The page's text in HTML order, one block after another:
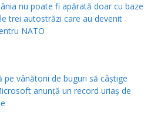
nu poate fi apărată doar cu baze
trei autostrăzi care au devenit
NATO
pe vânătorii de buguri să câștige
anunță un record uriaș de